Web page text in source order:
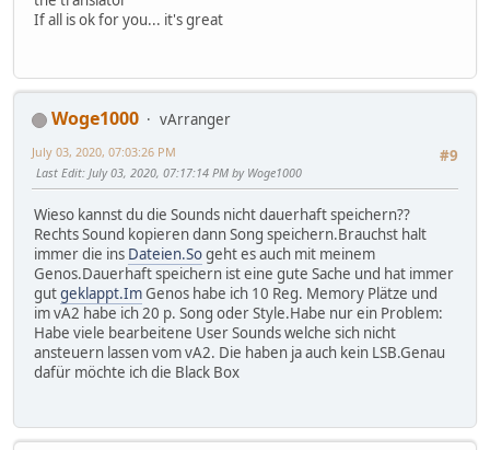
If all is ok for you... it's great
Woge1000
vArranger
#9
July 03, 2020, 07:03:26 PM
Last Edit: July 03, 2020, 07:17:14 PM by Woge1000
Wieso kannst du die Sounds nicht dauerhaft speichern??
Rechts Sound kopieren dann Song speichern.Brauchst halt
immer die ins Dateien.Sogeht es auch mit meinem
Genos.Dauerhaft speichern ist eine gute Sache und hat immer
gutgeklappt.ImGenos habe ich 10 Reg. Memory Plätze und
im vA2 habe ich 20 p. Song oder Style.Habe nur ein Problem:
Habe viele bearbeitene User Sounds welche sich nicht
ansteuern lassen vom vA2. Die haben ja auch kein LSB.Genau
dafür möchte ich die Black Box